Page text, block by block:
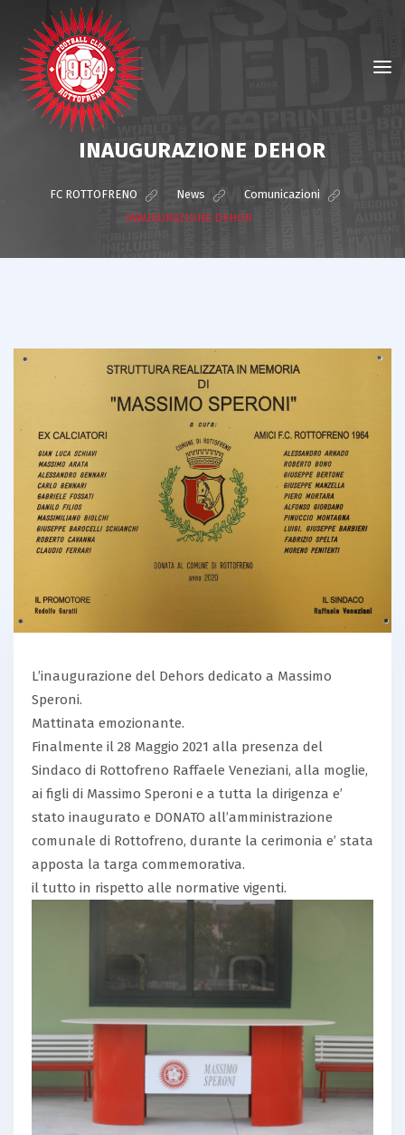
INAUGURAZIONE DEHOR
FC ROTTOFRENO News Comunicazioni
INAUGURAZIONE DEHOR
L’inaugurazione del Dehors dedicato a Massimo
Speroni.
Mattinata emozionante.
Finalmente il 28 Maggio 2021 alla presenza del
Sindaco di Rottofreno Raffaele Veneziani, alla moglie,
ai figli di Massimo Speroni e a tutta la dirigenza e’
stato inaugurato e DONATO all’amministrazione
comunale di Rottofreno, durante la cerimonia e’ stata
apposta la targa commemorativa.
il tutto in rispetto alle normative vigenti.